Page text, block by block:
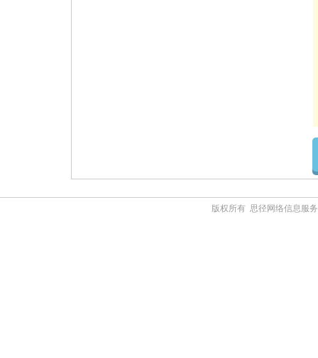
版权所有 思径网络信息服